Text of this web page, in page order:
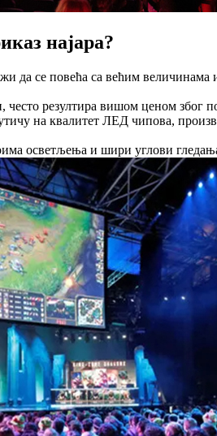
најара?
се повећа са већим величинама
резултира вишом ценом због
на квалитет ЛЕД чипова,
осветљења и шири углови